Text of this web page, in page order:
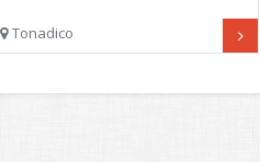
Tonadico